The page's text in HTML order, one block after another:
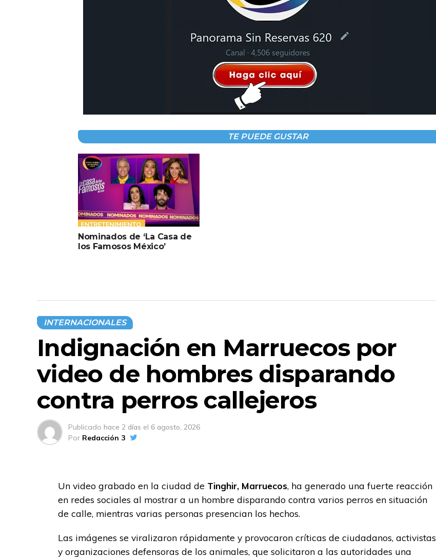
TE PUEDE GUSTAR
Nominados de ‘La Casa de
los Famosos México’
INTERNACIONALES
Indignación en Marruecos por
video de hombres disparando
contra perros callejeros
Publicado hace 2 días el 6 agosto, 2026
Por Redacción 3
Un video grabado en la ciudad de Tinghir, Marruecos, ha generado una fuerte reacción
en redes sociales al mostrar a un hombre disparando contra varios perros en situación
de calle, mientras varias personas presencian los hechos.
Las imágenes se viralizaron rápidamente y provocaron críticas de ciudadanos, activistas
y organizaciones defensoras de los animales, que solicitaron a las autoridades una